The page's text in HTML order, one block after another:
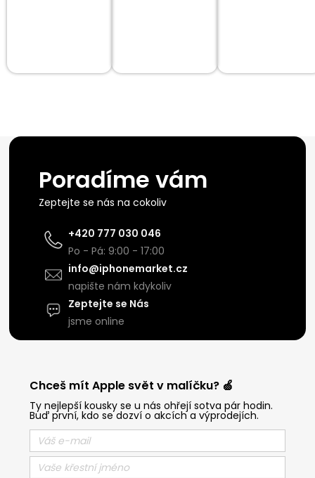
Poradíme vám
Zeptejte se nás na cokoliv
+420 777 030 046
Po - Pá: 9:00 - 17:00
info@iphonemarket.cz
napište nám kdykoliv
Zeptejte se Nás
jsme online
Chceš mít Apple svět v malíčku? 🍏
Ty nejlepší kousky se u nás ohřejí sotva pár hodin.
Buď první, kdo se dozví o akcích a výprodejích.